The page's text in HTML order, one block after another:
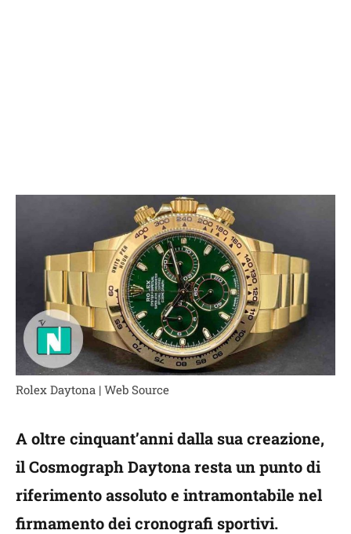
Rolex Daytona | Web Source
A oltre cinquant’anni dalla sua creazione,
il Cosmograph Daytona resta un punto di
riferimento assoluto e intramontabile nel
firmamento dei cronografi sportivi.